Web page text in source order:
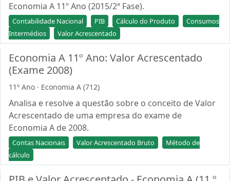
Economia A 11º Ano (2015/2ª Fase).
Contabilidade Nacional PIB Cálculo do Produto
Consumos
Intermédios
Valor Acrescentado
Economia A 11º Ano: Valor Acrescentado
(Exame 2008)
11º Ano · Economia A (712)
Analisa e resolve a questão sobre o conceito de Valor
Acrescentado de uma empresa do exame de
Economia A de 2008.
Contas Nacionais Valor Acrescentado Bruto
Método de
cálculo